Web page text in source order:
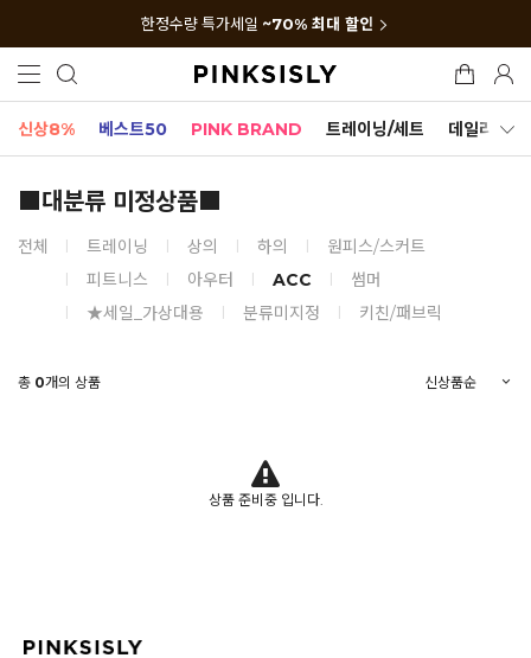
한정수량 특가세일 ~70% 최대 할인
신상8% 베스트50 PINK BRAND 트레이닝/세트 데일리세트
■대분류 미정상품■
전체 트레이닝 상의 하의
원피스/스커트
피트니스
아우터 ACC
썸머
★세일_가상대용
분류미지정 키친/패브릭
총 0개의 상품
상품 준비중 입니다.